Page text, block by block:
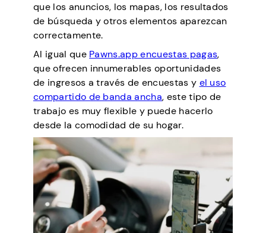
que los anuncios, los mapas, los resultados
de búsqueda y otros elementos aparezcan
correctamente.
Al igual que Pawns.appencuestas pagas,
que ofrecen innumerables oportunidades
de ingresos a través de encuestas y el uso
compartido de banda ancha, este tipo de
trabajo es muy flexible y puede hacerlo
desde la comodidad de su hogar.